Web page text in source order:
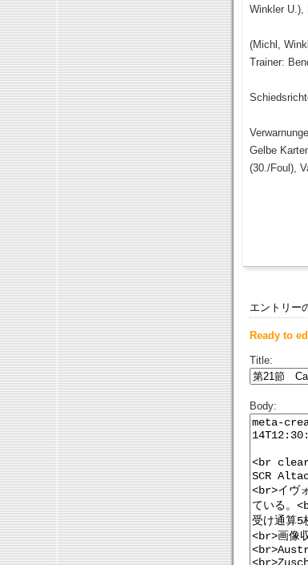
Winkler U.),
(Michl,
Trainer:
Gelbe
(30./Foul),
エントリー
Ready to
Title:
Body: